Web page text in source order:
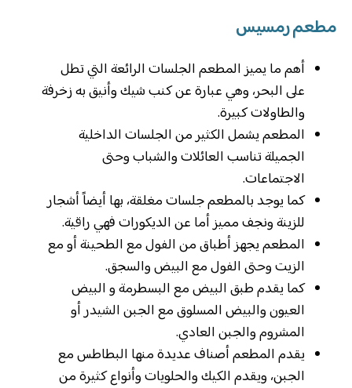
مطعم رمسيس
أهم ما يميز المطعم الجلسات الرائعة التي تطل
على البحر، وهي عبارة عن كنب شيك وأنيق به زخرفة
والطاولات كبيرة.
المطعم يشمل الكثير من الجلسات الداخلية
الجميلة تناسب العائلات والشباب وحتى
الاجتماعات.
كما يوجد بالمطعم جلسات مغلقة، بها أيضاً أشجار
للزينة ونجف مميز أما عن الديكورات فهي راقية.
المطعم يجهز أطباق من الفول مع الطحينة أو مع
الزيت وحتى الفول مع البيض والسجق.
كما يقدم طبق البيض مع البسطرمة و البيض
العيون والبيض المسلوق مع الجبن الشيدر أو
المشروم والجبن العادي.
يقدم المطعم أصناف عديدة منها البطاطس مع
الجبن، ويقدم الكيك والحلويات وأنواع كثيرة من